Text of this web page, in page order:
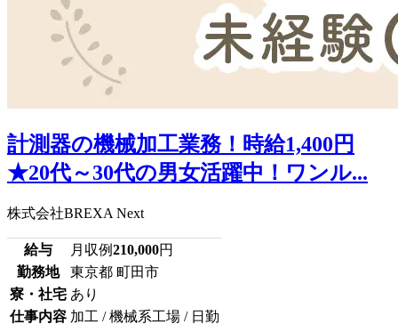
計測器の機械加工業務！時給1,400円
★20代～30代の男女活躍中！ワンル...
株式会社BREXA Next
給与 月収例210,000円
勤務地
東京都 町田市
寮・社宅 あり
仕事内容 加工 / 機械系工場 / 日勤